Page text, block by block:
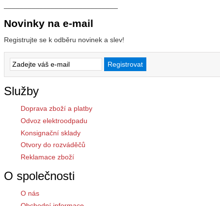
Novinky na e-mail
Registrujte se k odběru novinek a slev!
Služby
Doprava zboží a platby
Odvoz elektroodpadu
Konsignační sklady
Otvory do rozváděčů
Reklamace zboží
O společnosti
O nás